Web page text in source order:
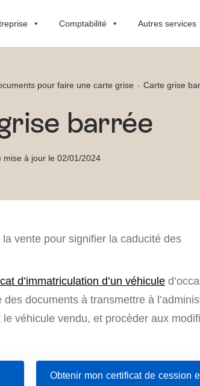
Comptabilité Autres services
pour faire une carte grise Carte grise
barrée
mise à jour le 02/01/2024
vente pour signifier la caducité des
d’immatriculation d’un véhicule
documents à transmettre à
véhicule vendu, et procèder aux
Obtenir mon certificat de cession